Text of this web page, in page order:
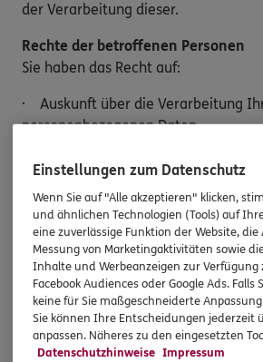
der Verarbeitung dieser.
Rechte der betroffenen Personen
Sie haben das Recht auf:
· Auskunft über die Verarbeitung
personenbezogenen Daten
· Berichtigung unrichtiger oder
· Löschung Ihrer Daten, sofern
Aufbewahrungspflichten bestehen
· Einschränkung der Verarbeitung
· Widerspruch gegen die
· Datenübertragung an einen
Verantwortlichen
Einstellungen zum Datenschutz
Wenn Sie auf "Alle akzeptieren" klicken,
und ähnlichen Technologien (Tools) auf
eine zuverlässige Funktion der Website,
Messung von Marketingaktivitäten sowie
Inhalte und Werbeanzeigen zur
Facebook Audiences oder Google Ads. Falls
keine für Sie maßgeschneiderte
Sie können Ihre Entscheidungen jederzeit
anpassen. Näheres zu den eingesetzten
Datenschutzhinweise Impressum